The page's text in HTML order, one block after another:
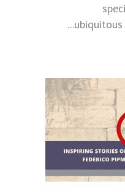
ubiquitous